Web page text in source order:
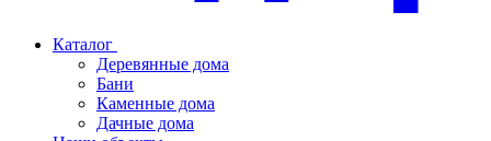
Каталог
Деревянные дома
Бани
Каменные дома
Дачные дома